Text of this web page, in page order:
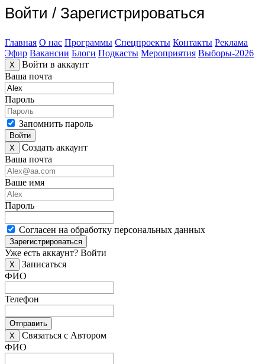
Войти / Зарегистрироваться
Главная О нас Программы Спецпроекты Контакты Реклама
Эфир Вакансии Блоги Подкасты Мероприятия Выборы-2026
X
Войти в аккаунт
Ваша почта
Пароль
Запомнить пароль
Войти
X
Создать аккаунт
Ваша почта
Ваше имя
Пароль
Согласен на обработку персональных данных
Зарегистрироваться
Уже есть аккаунт? Войти
X
Записаться
ФИО
Телефон
Отправить
X
Связаться с Автором
ФИО